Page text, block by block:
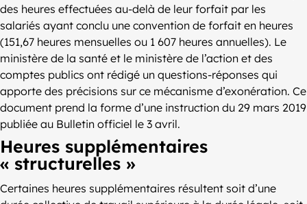
des heures effectuées au-delà de leur forfait par les
salariés ayant conclu une convention de forfait en heures
(151,67 heures mensuelles ou 1 607 heures annuelles). Le
ministère de la santé et le ministère de l’action et des
comptes publics ont rédigé un questions-réponses qui
apporte des précisions sur ce mécanisme d’exonération. Ce
document prend la forme d’une instruction du 29 mars 2019
publiée au Bulletin officiel le 3 avril.
Heures supplémentaires
« structurelles »
Certaines heures supplémentaires résultent soit d’une